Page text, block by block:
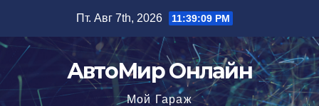
содержимому
Пт. Авг 7th, 2026 11:39:10 PM
АвтоМир Онлайн
Мой Гараж